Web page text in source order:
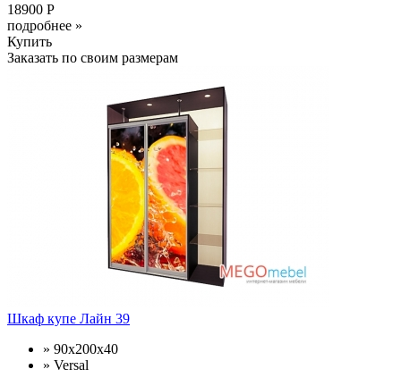
18900 Р
подробнее »
Купить
Заказать по своим размерам
Шкаф купе Лайн 39
» 90x200x40
» Versal